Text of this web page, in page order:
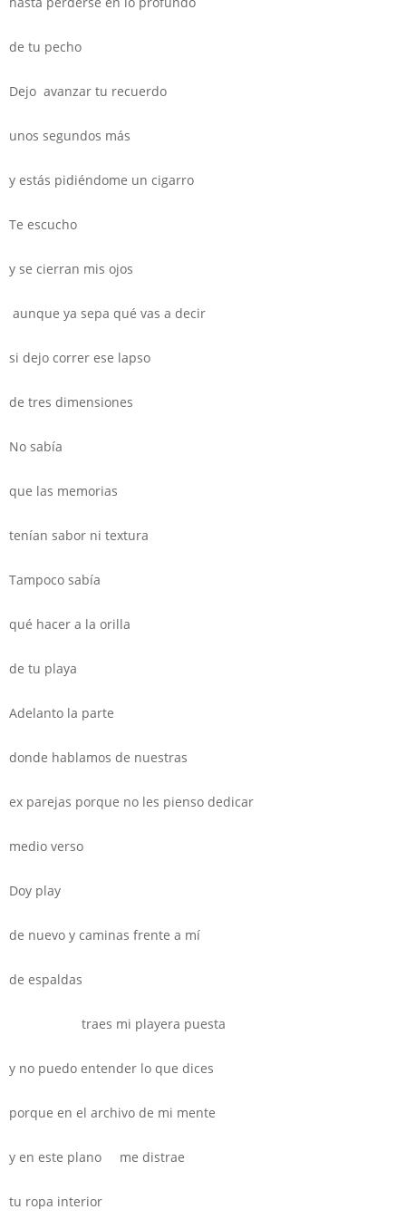
de tu pecho
Dejo avanzar tu recuerdo
unos segundos más
y estás pidiéndome un cigarro
Te escucho
y se cierran mis ojos
aunque ya sepa qué vas a decir
si dejo correr ese lapso
de tres dimensiones
No sabía
que las memorias
tenían sabor ni textura
Tampoco sabía
qué hacer a la orilla
de tu playa
Adelanto la parte
donde hablamos de nuestras
ex parejas porque no les pienso dedicar
medio verso
Doy play
de nuevo y caminas frente a mí
de espaldas
traes mi playera puesta
y no puedo entender lo que dices
porque en el archivo de mi mente
y en este plano me distrae
tu ropa interior